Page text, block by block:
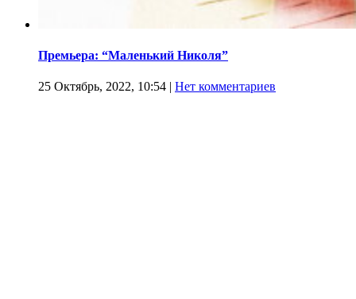
Премьера: “Маленький Николя”
25 Октябрь, 2022, 10:54 | Нет комментариев